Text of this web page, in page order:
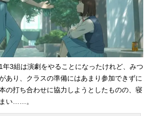
ぷり充電できたみつみは、ふたたび
都会へ。元気いっぱいで新学期を迎
えたけど……？ スタッフ脚本：日
高勝郎画コンテ・演出：本間修総作
画監督：井川麗奈作画監督：井上裕
亮、迫江沙羅、小笠原憂、田中沙
希、齊藤和也、田中彩「ノンクレジ
ットOP100万回再生記念」壁紙プレ
ゼントTVアニメ『スキップとローフ
ァー』ノンクレジットオープニング
映像（須田景凪「メロウ」）の再生
年3組は演劇をやることになったけれど、みつ
あり、クラスの準備にはあまり参加できずに
の打ち合わせに協力しようとしたものの、寝
い……。